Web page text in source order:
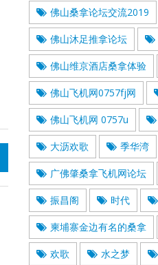
佛山桑拿论坛交流2019
佛山沐足推拿论坛
佛山维京酒店桑拿体验
佛山飞机网0757fj网
佛山飞机网 0757u
大沥欢歌 季华湾
广佛肇桑拿飞机网论坛
振昌阁 时代
柬埔寨金边有名的桑拿
欢歌 水之梦